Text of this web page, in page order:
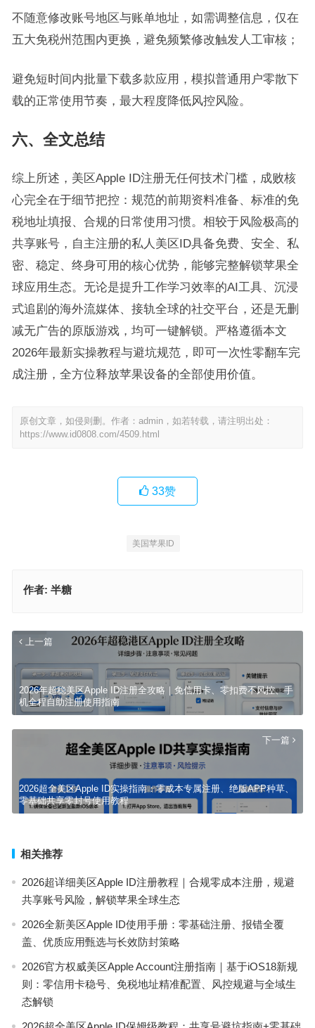
不随意修改账号地区与账单地址，如需调整信息，仅在
五大免税州范围内更换，避免频繁修改触发人工审核；
避免短时间内批量下载多款应用，模拟普通用户零散下
载的正常使用节奏，最大程度降低风控风险。
六、全文总结
综上所述，美区Apple ID注册无任何技术门槛，成败核
心完全在于细节把控：规范的前期资料准备、标准的免
税地址填报、合规的日常使用习惯。相较于风险极高的
共享账号，自主注册的私人美区ID具备免费、安全、私
密、稳定、终身可用的核心优势，能够完整解锁苹果全
球应用生态。无论是提升工作学习效率的AI工具、沉浸
式追剧的海外流媒体、接轨全球的社交平台，还是无删
减无广告的原版游戏，均可一键解锁。严格遵循本文
2026年最新实操教程与避坑规范，即可一次性零翻车完
成注册，全方位释放苹果设备的全部使用价值。
原创文章，如侵则删。作者：admin，如若转载，请注明出处：
https://www.id0808.com/4509.html
33赞
美国苹果ID
作者: 半糖
上一篇
2026年超稳美区Apple ID注册全攻略｜免信用卡、零扣费不风控、手
机全程自助注册使用指南
下一篇
2026超全美区Apple ID实操指南：零成本专属注册、绝版APP种草、
零基础共享零封号使用教程
相关推荐
2026超详细美区Apple ID注册教程｜合规零成本注册，规避
共享账号风险，解锁苹果全球生态
2026全新美区Apple ID使用手册：零基础注册、报错全覆
盖、优质应用甄选与长效防封策略
2026官方权威美区Apple Account注册指南｜基于iOS18新规
则：零信用卡稳号、免税地址精准配置、风控规避与全域生
态解锁